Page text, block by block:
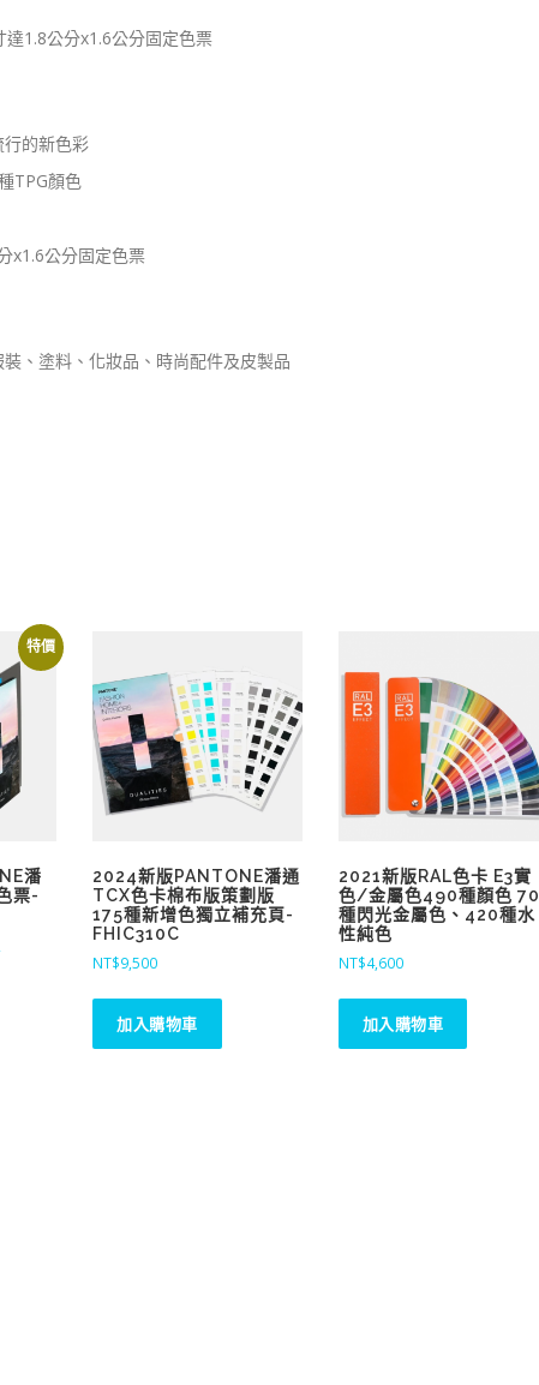
1.8公分x1.6公分固定色票
的新色彩
TPG顏色
x1.6公分固定色票
、塗料、化妝品、時尚配件及皮製品
特價
潘
票-
2024新版PANTONE潘通
TCX色卡棉布版策劃版
175種新增色獨立補充頁-
FHIC310C
NT$9,500
加入購物車
2021新版RAL色卡 E3實
色/金屬色490種顏色 70
種閃光金屬色、420種水
性純色
NT$4,600
加入購物車